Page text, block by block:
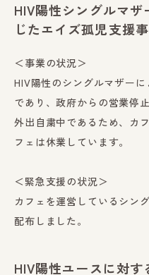
HIV陽性シングルマ
じたエイズ孤児支援
＜事業の状況＞
HIV陽性のシングルマザー
であり、政府からの営業停
外出自粛中であるため、カ
フェは休業しています。
＜緊急支援の状況＞
カフェを運営しているシン
配布しました。
HIV陽性ユースに対